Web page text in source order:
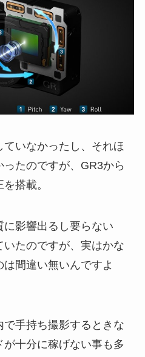
いなかったし、それほ
たのですが、GR3から
搭載。
に影響出るし要らない
たのですが、実はかな
間違い無いんですよ
手持ち撮影するときな
十分に稼げない事も多